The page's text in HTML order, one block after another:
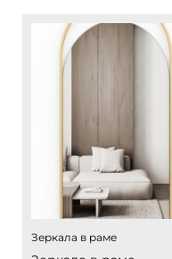
Зеркала в раме